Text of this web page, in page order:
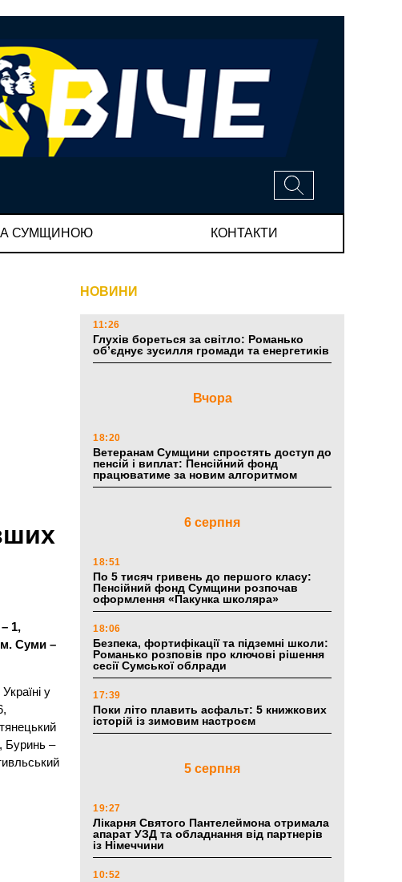
СУМЩИНОЮ КОНТАКТИ
1,
Суми –
у
Буринь –
НОВИНИ
11:26
Глухів бореться за світло: Романько
об’єднує зусилля громади та енергетиків
Вчора
18:20
Ветеранам Сумщини спростять доступ до
пенсій і виплат: Пенсійний фонд
працюватиме за новим алгоритмом
6 серпня
18:51
По 5 тисяч гривень до першого класу:
Пенсійний фонд Сумщини розпочав
оформлення «Пакунка школяра»
18:06
Безпека, фортифікації та підземні школи:
Романько розповів про ключові рішення
сесії Сумської облради
17:39
Поки літо плавить асфальт: 5 книжкових
історій із зимовим настроєм
5 серпня
19:27
Лікарня Святого Пантелеймона отримала
апарат УЗД та обладнання від партнерів
із Німеччини
10:52